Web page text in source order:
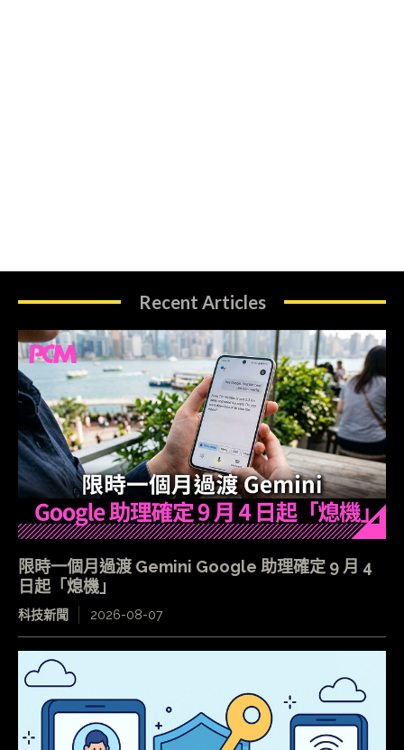
Recent Articles
限時一個月過渡 Gemini Google 助理確定 9 月 4
日起「熄機」
科技新聞 2026-08-07